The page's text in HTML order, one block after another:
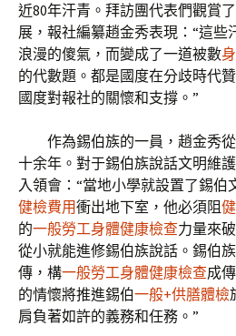
近80年汗青。拜訪團代表們觀賞
展，報社編纂趙金秀表現：“這些
浪漫的傻氣，而變成了一道被數
的代數題。都是國度在分歧時代
國度對報社的關懷和支撐。”
作為錫伯族的一員，趙金秀
十余年。對于錫伯族說話文明維
入領會：“當地小學就設置了錫
健檢費用衝出地下室，他必須阻
的一般勞工身體健康檢查力量來
從小就能進修錫伯族說話。錫伯
傳，構一般勞工身體健康檢查成
的情懷將推進錫伯一般+供膳體檢
肩負著如許的義務和任務。”